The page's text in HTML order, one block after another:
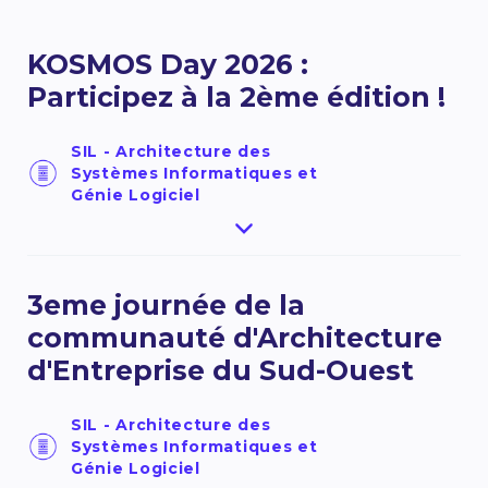
KOSMOS Day 2026 :
Participez à la 2ème édition !
SIL - Architecture des
Systèmes Informatiques et
Génie Logiciel
transformation de LVCUGEN, qui faisait peau
neuve pour devenir l'environnement KOSMOS.
Grâce à votre enthousiasme et à votre présence,
le tout premier KOSMOS Day a été un véritable
a le plaisir de vous convier à la seconde édition
du KOSMOS ...
3eme journée de la
communauté d'Architecture
d'Entreprise du Sud-Ouest
SIL - Architecture des
Systèmes Informatiques et
Génie Logiciel